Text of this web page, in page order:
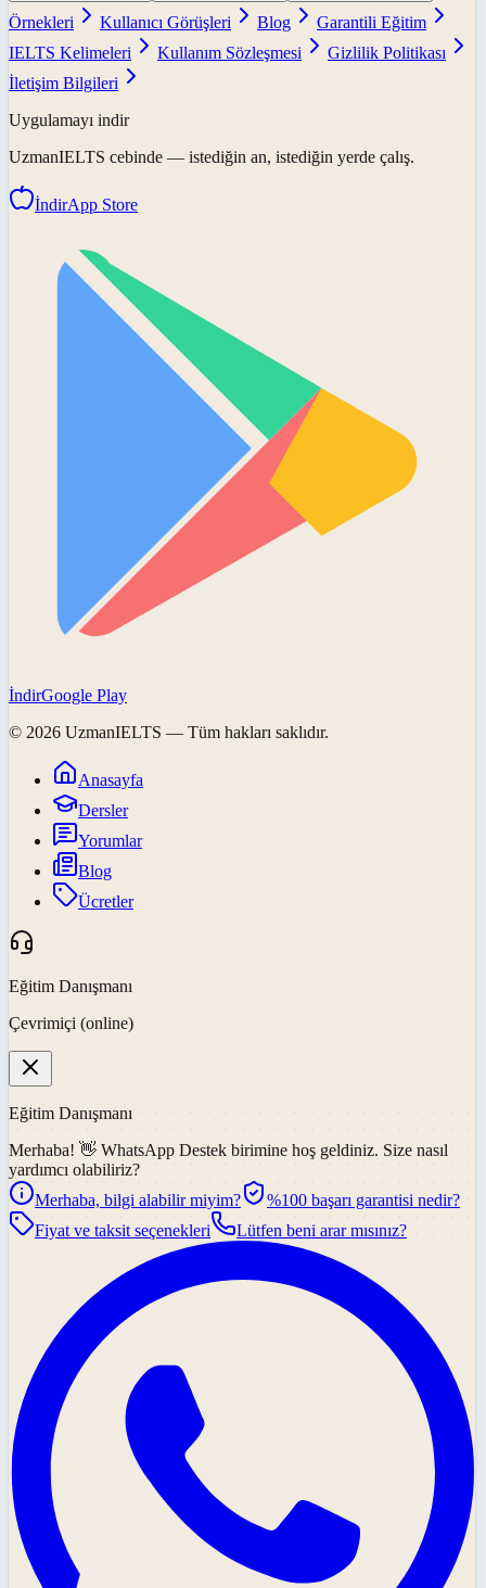
Örnekleri
Kullanıcı Görüşleri Blog
Garantili Eğitim
IELTS Kelimeleri
Kullanım Sözleşmesi
Gizlilik Politikası
İletişim Bilgileri
Uygulamayı indir
UzmanIELTS cebinde — istediğin an, istediğin yerde çalış.
İndirApp Store
İndirGoogle Play
© 2026 UzmanIELTS — Tüm hakları saklıdır.
Anasayfa
Dersler
Yorumlar
Blog
Ücretler
Eğitim Danışmanı
Çevrimiçi (online)
Eğitim Danışmanı
Merhaba! 👋 WhatsApp Destek birimine hoş geldiniz. Size nasıl
yardımcı olabiliriz?
Merhaba, bilgi alabilir miyim?
%100 başarı garantisi nedir?
Fiyat ve taksit seçenekleri
Lütfen beni arar mısınız?